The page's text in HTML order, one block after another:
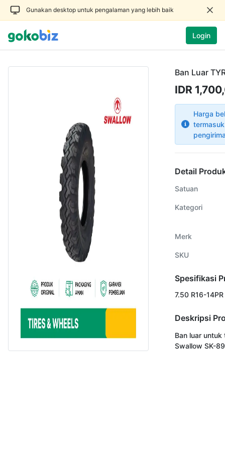
Gunakan desktop untuk pengalaman yang lebih baik
Login
Ban Luar
IDR
Harga
Detail
Satuan
Kategori
Merk
SKU
Spesifikasi
7.50 R16-14PR
Deskripsi
Ban luar untuk
Swallow SK-